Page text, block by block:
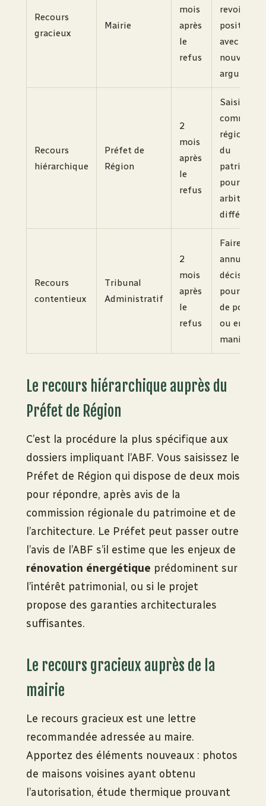
Recours
gracieux
Mairie
mois
après
le
refus
revoir sa
position
avec de
nouveaux
Recours
hiérarchique
Préfet de
Région
2
mois
après
le
refus
Saisir la
régionale
du
pour
arbitrer le
différend.
Recours
contentieux
Tribunal
Administratif
2
mois
après
le
refus
Faire
annuler la
décision
pour excès
de pouvoir
ou erreur
manifeste.
Le recours hiérarchique auprès du
Préfet de Région
C’est la procédure la plus spécifique aux
dossiers impliquant l’ABF. Vous saisissez le
Préfet de Région qui dispose de deux mois
pour répondre, après avis de la
commission régionale du patrimoine et de
l’architecture. Le Préfet peut passer outre
l’avis de l’ABF s’il estime que les enjeux de
rénovation énergétique prédominent sur
l’intérêt patrimonial, ou si le projet
propose des garanties architecturales
suffisantes.
Le recours gracieux auprès de la
mairie
Le recours gracieux est une lettre
recommandée adressée au maire.
Apportez des éléments nouveaux : photos
de maisons voisines ayant obtenu
l’autorisation, étude thermique prouvant